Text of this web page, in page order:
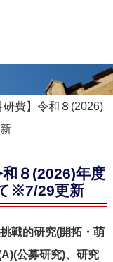
費】令和８(2026)
８(2026)年度
※7/29更新
戦的研究(開拓・萌
公募研究)、研究